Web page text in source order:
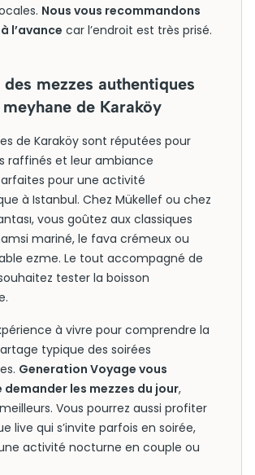
Nous vous recommandons
l’avance car l’endroit est très prisé.
mezzes authentiques
de Karaköy
de Karaköy sont réputées pour
raffinés et leur ambiance
pour une activité
à Istanbul. Chez Mükellef ou chez
vous goûtez aux classiques
mariné, le fava crémeux ou
ezme. Le tout accompagné de
tester la boisson
à vivre pour comprendre la
typique des soirées
Generation Voyage vous
demander les mezzes du jour,
Vous pourrez aussi profiter
live qui s’invite parfois en soirée,
activité nocturne en couple ou